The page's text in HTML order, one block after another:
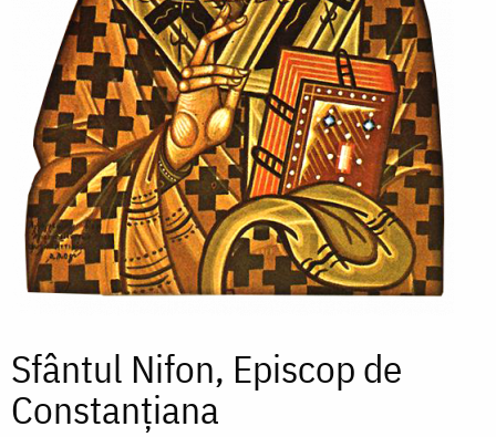
Sfântul Nifon, Episcop de
Constanțiana